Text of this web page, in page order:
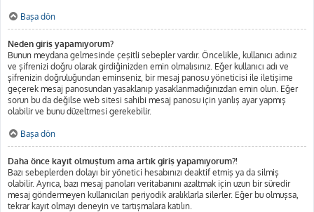
Başa dön
Neden giriş yapamıyorum?
Bunun meydana gelmesinde çeşitli sebepler vardır. Öncelikle, kullanıcı adınız
ve şifrenizi doğru olarak girdiğinizden emin olmalısınız. Eğer kullanıcı adı ve
şifrenizin doğruluğundan eminseniz, bir mesaj panosu yöneticisi ile iletişime
geçerek mesaj panosundan yasaklanıp yasaklanmadığınızdan emin olun. Eğer
sorun bu da değilse web sitesi sahibi mesaj panosu için yanlış ayar yapmış
olabilir ve bunu düzeltmesi gerekebilir.
Başa dön
Daha önce kayıt olmuştum ama artık giriş yapamıyorum?!
Bazı sebeplerden dolayı bir yönetici hesabınızı deaktif etmiş ya da silmiş
olabilir. Ayrıca, bazı mesaj panoları veritabanını azaltmak için uzun bir süredir
mesaj göndermeyen kullanıcıları periyodik aralıklarla silerler. Eğer bu olmuşsa,
tekrar kayıt olmayı deneyin ve tartışmalara katılın.